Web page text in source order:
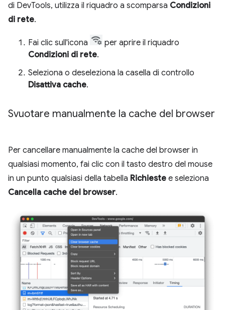
di DevTools, utilizza il riquadro a scomparsa Condizioni
di rete.
Fai clic sull'icona
per aprire il riquadro
Condizioni di rete.
Seleziona o deseleziona la casella di controllo
Disattiva cache.
Svuotare manualmente la cache del browser
Per cancellare manualmente la cache del browser in
qualsiasi momento, fai clic con il tasto destro del mouse
in un punto qualsiasi della tabella Richieste e seleziona
Cancella cache del browser.